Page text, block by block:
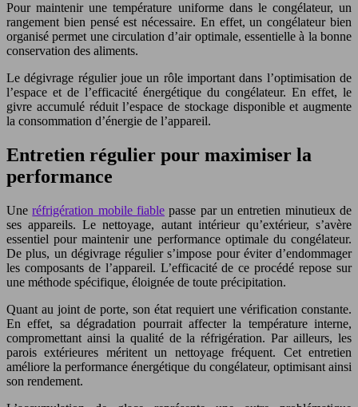
Pour maintenir une température uniforme dans le congélateur, un
rangement bien pensé est nécessaire. En effet, un congélateur bien
organisé permet une circulation d’air optimale, essentielle à la bonne
conservation des aliments.
Le dégivrage régulier joue un rôle important dans l’optimisation de
l’espace et de l’efficacité énergétique du congélateur. En effet, le
givre accumulé réduit l’espace de stockage disponible et augmente
la consommation d’énergie de l’appareil.
Entretien régulier pour maximiser la
performance
Uneréfrigération mobile fiable passe par un entretien minutieux de
ses appareils. Le nettoyage, autant intérieur qu’extérieur, s’avère
essentiel pour maintenir une performance optimale du congélateur.
De plus, un dégivrage régulier s’impose pour éviter d’endommager
les composants de l’appareil. L’efficacité de ce procédé repose sur
une méthode spécifique, éloignée de toute précipitation.
Quant au joint de porte, son état requiert une vérification constante.
En effet, sa dégradation pourrait affecter la température interne,
compromettant ainsi la qualité de la réfrigération. Par ailleurs, les
parois extérieures méritent un nettoyage fréquent. Cet entretien
améliore la performance énergétique du congélateur, optimisant ainsi
son rendement.